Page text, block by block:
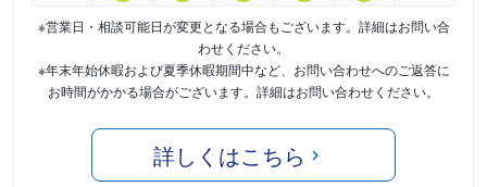
※営業日・相談可能日が変更となる場合もございます。詳細はお問い合
わせください。
※年末年始休暇および夏季休暇期間中など、お問い合わせへのご返答に
お時間がかかる場合がございます。詳細はお問い合わせください。
詳しくはこちら